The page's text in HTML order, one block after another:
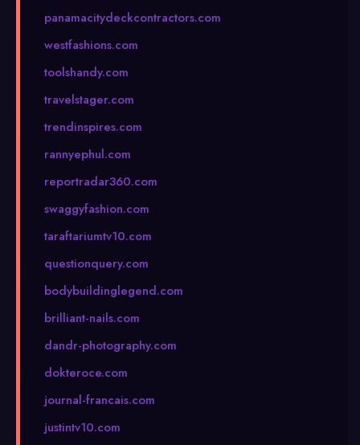
panamacitydeckcontractors.com
westfashions.com
toolshandy.com
travelstager.com
trendinspires.com
rannyephul.com
reportradar360.com
swaggyfashion.com
taraftariumtv10.com
questionquery.com
bodybuildinglegend.com
brilliant-nails.com
dandr-photography.com
dokteroce.com
journal-francais.com
justintv10.com